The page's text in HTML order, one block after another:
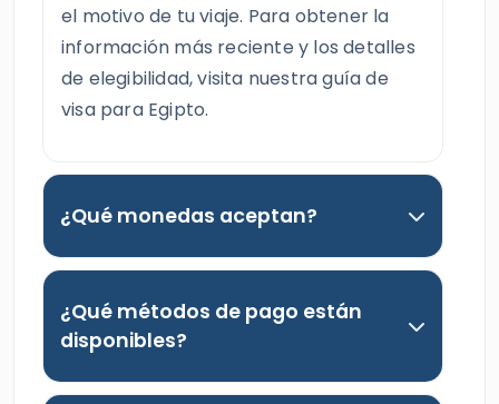
el motivo de tu viaje. Para obtener la
información más reciente y los detalles
de elegibilidad, visita nuestra guía de
visa para Egipto.
¿Qué monedas aceptan?
¿Qué métodos de pago están
disponibles?